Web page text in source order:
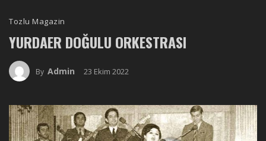
Tozlu Magazin
YURDAER DOĞULU ORKESTRASI
By Admin 23 Ekim 2022